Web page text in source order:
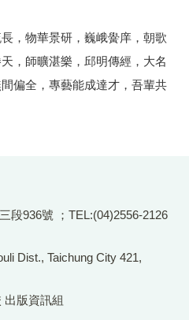
，物華景研，巍峨黌庠，朝歌
，師曠湛樂，邱明傳經，大名
偏全，專藝能成達才，吾輩共
段936號 ；TEL:(04)2556-2126
Dist., Taichung City 421,
出版資訊組